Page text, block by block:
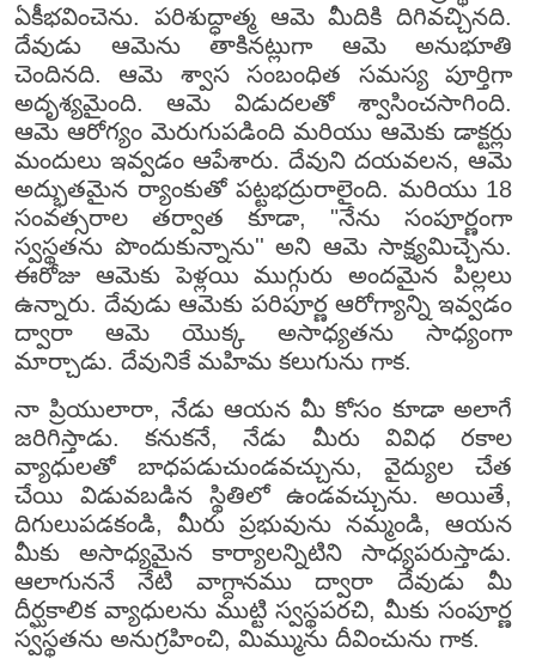
ఏకీభవించెను. పరిశుద్ధాత్మ ఆమె మీదికి దిగివచ్చినది.
దేవుడు ఆమెను తాకినట్లుగా ఆమె అనుభూతి
చెందినది. ఆమె శ్వాస సంబంధిత సమస్య పూర్తిగా
అదృశ్యమైంది. ఆమె విడుదలతో శ్వాసించసాగింది.
ఆమె ఆరోగ్యం మెరుగుపడింది మరియు ఆమెకు డాక్టర్లు
మందులు ఇవ్వడం ఆపేశారు. దేవుని దయవలన, ఆమె
అద్భుతమైన ర్యాంకుతో పట్టభద్రురాలైంది. మరియు 18
సంవత్సరాల తర్వాత కూడా, "నేను సంపూర్ణంగా
స్వస్థతను పొందుకున్నాను'' అని ఆమె సాక్ష్యమిచ్చెను.
ఈరోజు ఆమెకు పెళ్లయి ముగ్గురు అందమైన పిల్లలు
ఉన్నారు. దేవుడు ఆమెకు పరిపూర్ణ ఆరోగ్యాన్ని ఇవ్వడం
ద్వారా ఆమె యొక్క అసాధ్యతను సాధ్యంగా
మార్చాడు. దేవునికే మహిమ కలుగును గాక.
నా ప్రియులారా, నేడు ఆయన మీ కోసం కూడా అలాగే
జరిగిస్తాడు. కనుకనే, నేడు మీరు వివిధ రకాల
వ్యాధులతో బాధపడుచుండవచ్చును, వైద్యుల చేత
చేయి విడువబడిన స్థితిలో ఉండవచ్చును. అయితే,
దిగులుపడకండి, మీరు ప్రభువును నమ్మండి, ఆయన
మీకు అసాధ్యమైన కార్యాలన్నిటిని సాధ్యపరుస్తాడు.
ఆలాగుననే నేటి వాగ్దానము ద్వారా దేవుడు మీ
దీర్ఘకాలిక వ్యాధులను ముట్టి స్వస్థపరచి, మీకు సంపూర్ణ
స్వస్థతను అనుగ్రహించి, మిమ్మును దీవించును గాక.